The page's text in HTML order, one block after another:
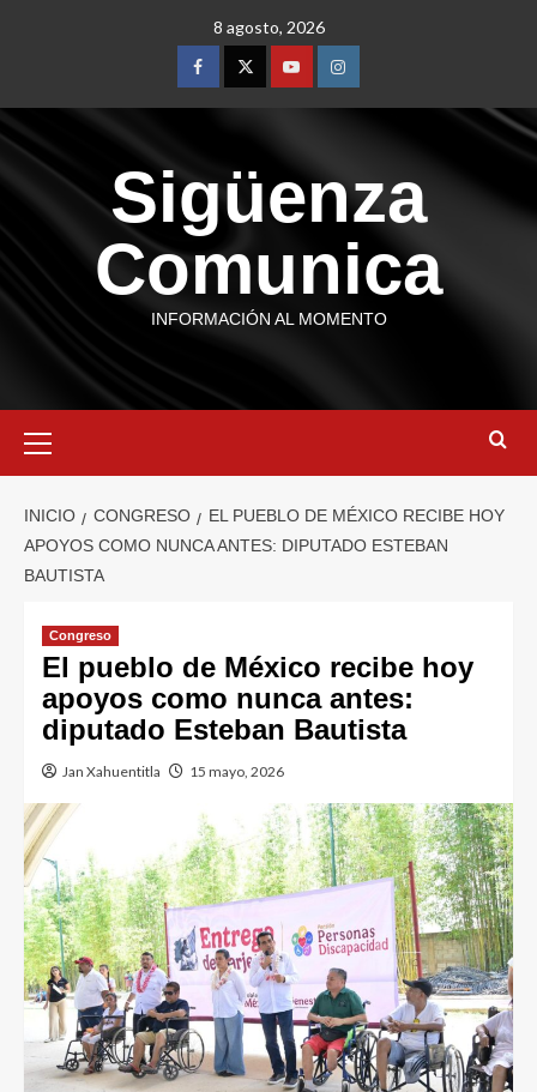
8 agosto, 2026
Sigüenza
Comunica
INFORMACIÓN AL MOMENTO
INICIO CONGRESO
EL PUEBLO DE MÉXICO RECIBE HOY
APOYOS COMO NUNCA ANTES: DIPUTADO ESTEBAN
BAUTISTA
Congreso
El pueblo de México recibe hoy
apoyos como nunca antes:
diputado Esteban Bautista
Jan Xahuentitla 15 mayo, 2026